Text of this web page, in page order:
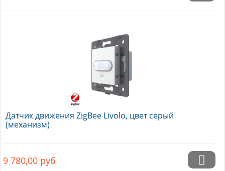
Датчик движения ZigBee Livolo, цвет серый
(механизм)
9 780,00 руб